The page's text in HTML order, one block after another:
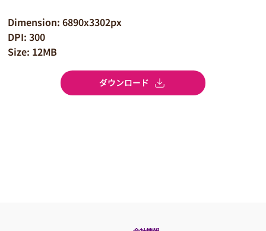
Dimension: 6890x3302px
DPI: 300
Size: 12MB
ダウンロード